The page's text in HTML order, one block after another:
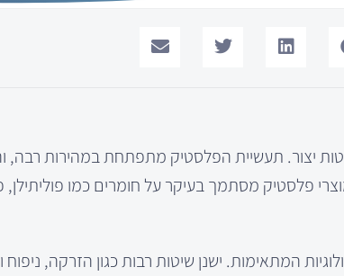
יצור. תעשיית הפלסטיק מתפתחת במהירות רבה,
פלסטיק מסתמך בעיקר על חומרים כמו פוליתילן,
המתאימות. ישנן שיטות רבות כגון הזרקה, ניפוח